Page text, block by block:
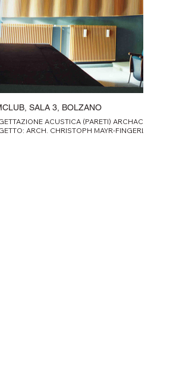
SALA 3, BOLZANO
ACUSTICA (PARETI) ARCHACUSTICA
ARCH. CHRISTOPH MAYR-FINGERLE